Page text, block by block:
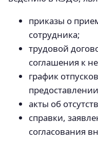
приказы о
сотрудника;
трудовой
соглашения к
график
акты об
справки,
согласования